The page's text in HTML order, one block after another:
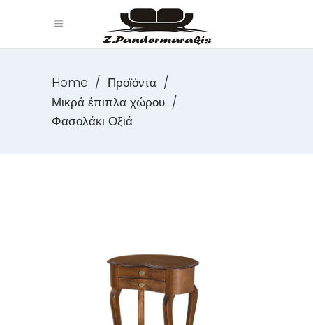
Home / Προϊόντα /
Μικρά έπιπλα χώρου /
Φασολάκι Οξιά